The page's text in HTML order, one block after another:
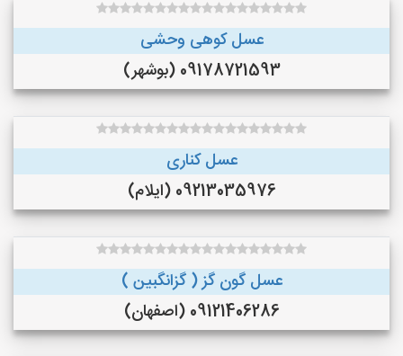
عسل کوهی وحشی
09178721593 (بوشهر)
عسل کناری
09213035976 (ایلام)
عسل گون گز ( گزانگبین )
09121406286 (اصفهان)